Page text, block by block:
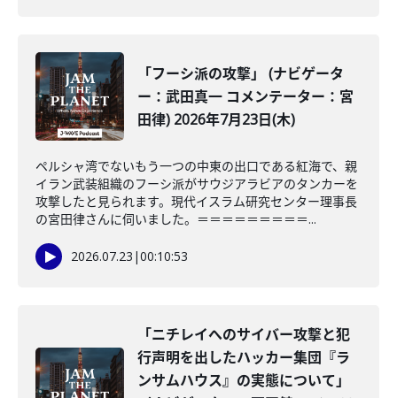
「フーシ派の攻撃」 (ナビゲータ
ー：武田真一 コメンテーター：宮
田律) 2026年7月23日(木)
ペルシャ湾でないもう一つの中東の出口である紅海で、親
イラン武装組織のフーシ派がサウジアラビアのタンカーを
攻撃したと見られます。現代イスラム研究センター理事長
の宮田律さんに伺いました。＝＝＝＝＝＝＝＝＝...
2026.07.23 |00:10:53
「ニチレイへのサイバー攻撃と犯
行声明を出したハッカー集団『ラ
ンサムハウス』の実態について」